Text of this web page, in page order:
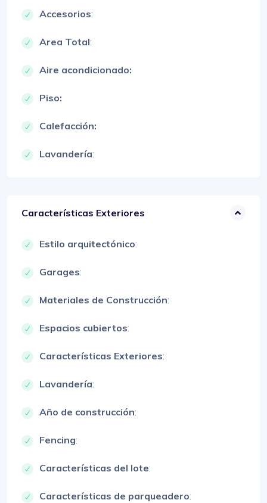
Accesorios:
Area Total:
Aire acondicionado:
Piso:
Calefacción:
Lavandería:
Características Exteriores
Estilo arquitectónico:
Garages:
Materiales de Construcción:
Espacios cubiertos:
Características Exteriores:
Lavandería:
Año de construcción:
Fencing:
Características del lote:
Características de parqueadero: